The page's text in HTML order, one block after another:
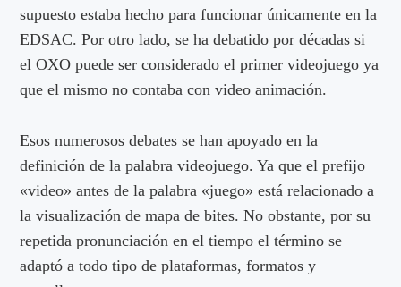
supuesto estaba hecho para funcionar únicamente en la
EDSAC. Por otro lado, se ha debatido por décadas si
el OXO puede ser considerado el primer videojuego ya
que el mismo no contaba con video animación.
Esos numerosos debates se han apoyado en la
definición de la palabra videojuego. Ya que el prefijo
«video» antes de la palabra «juego» está relacionado a
la visualización de mapa de bites. No obstante, por su
repetida pronunciación en el tiempo el término se
adaptó a todo tipo de plataformas, formatos y